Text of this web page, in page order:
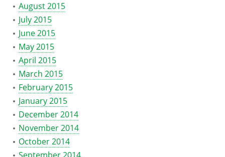
August 2015
July 2015
June 2015
May 2015
April 2015
March 2015
February 2015
January 2015
December 2014
November 2014
October 2014